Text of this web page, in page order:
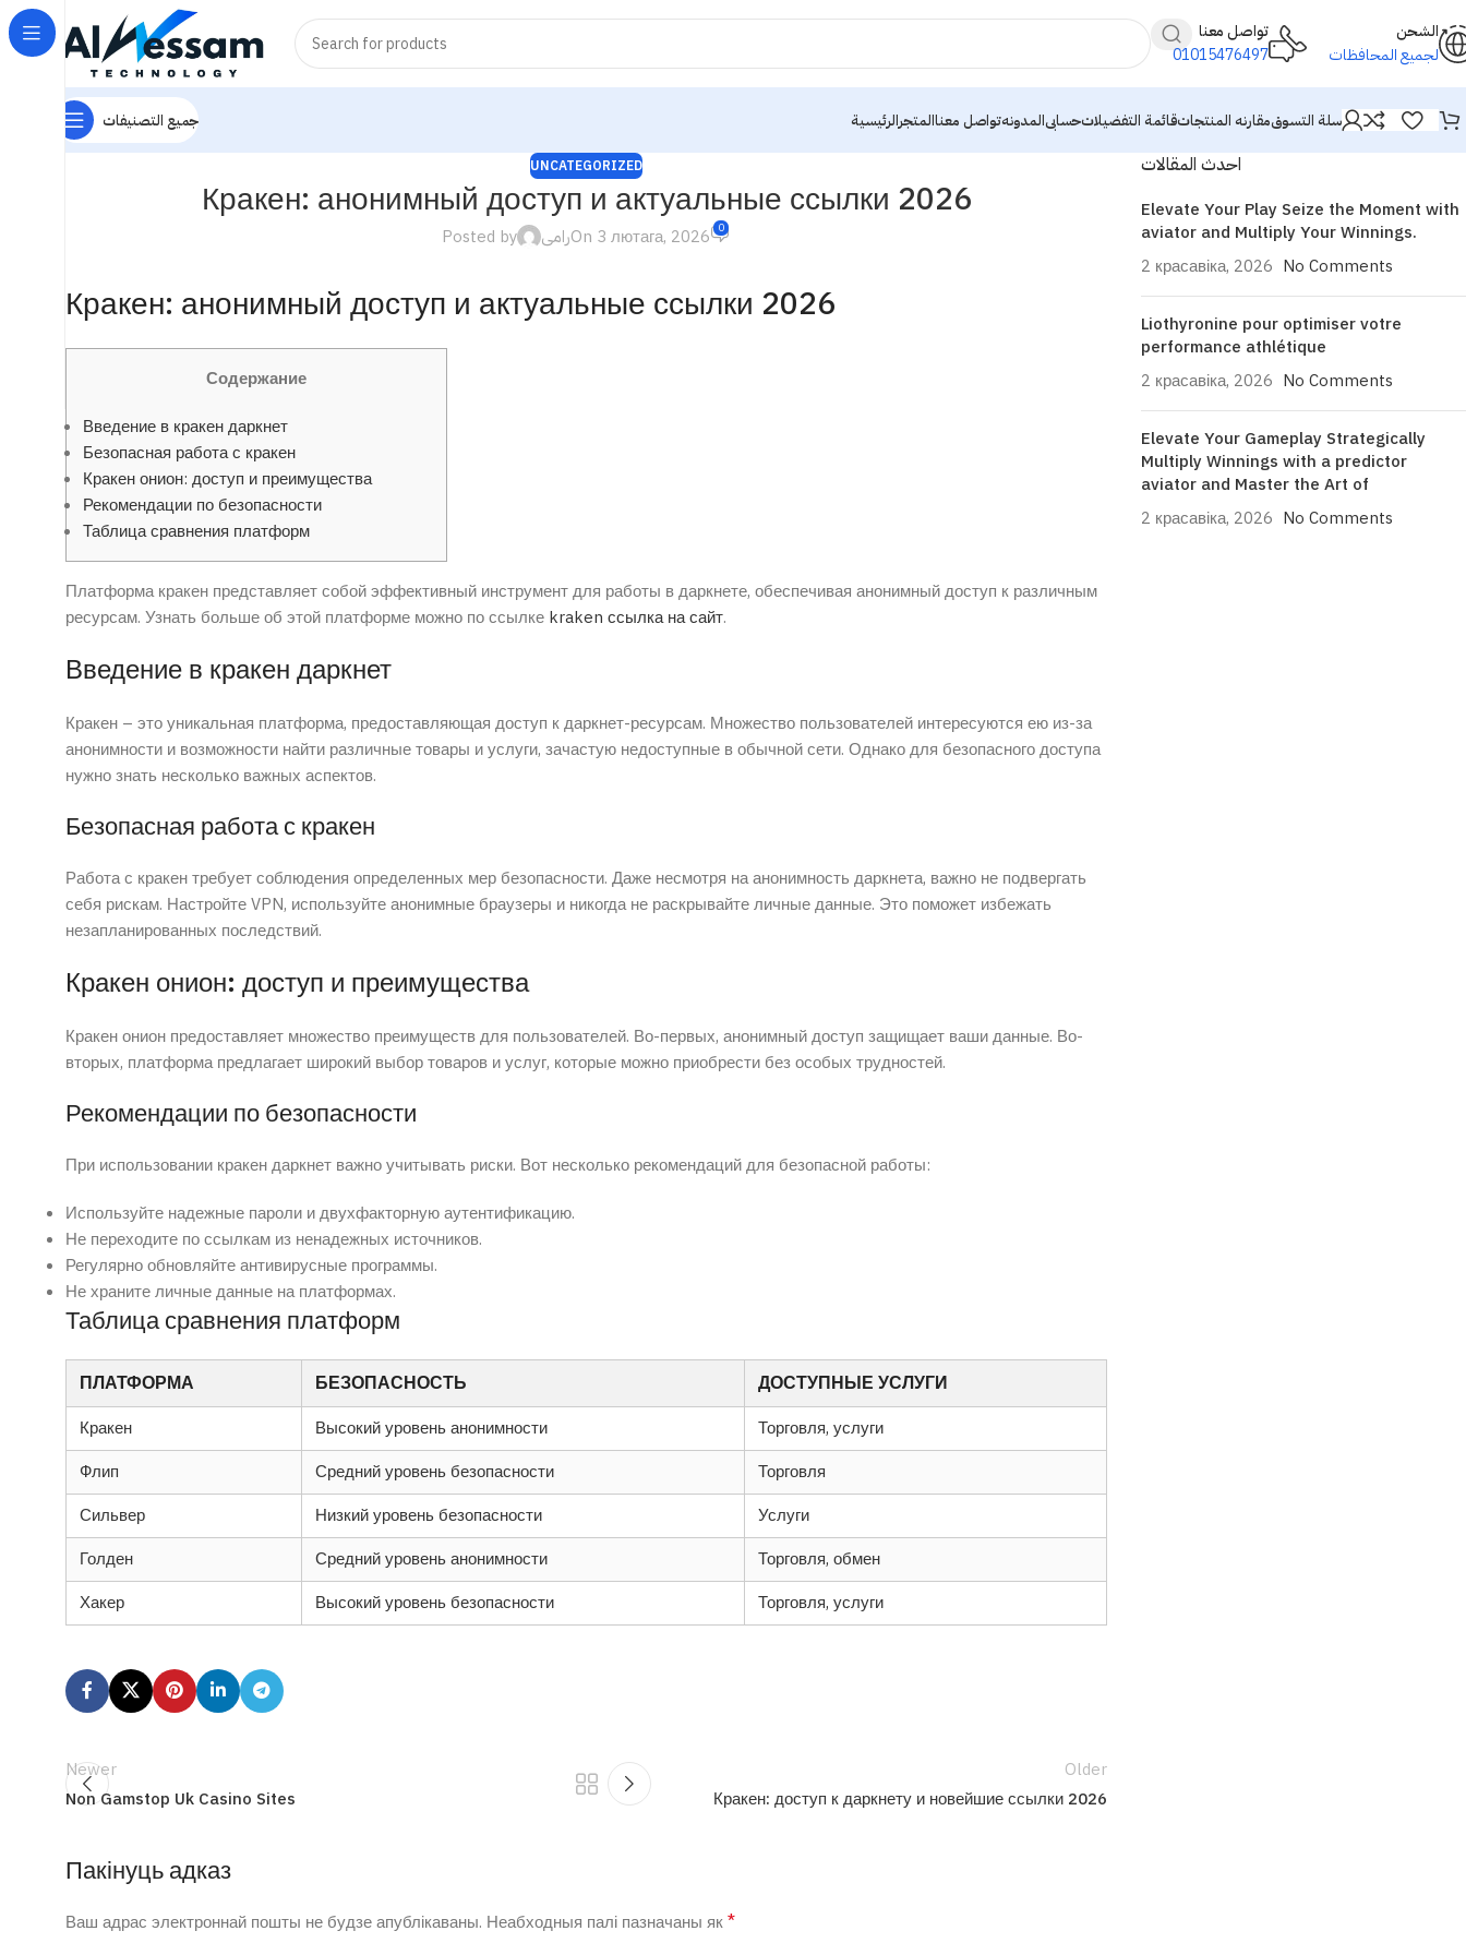
تواصل معنا
01015476497
الشحن
لجميع المحافظات
جميع التصنيفات الرئيسيةالمتجرتواصل معناالمدونهحسابىقائمة التفضيلاتمقارنه المنتجاتسلة التسوق
UNCATEGORIZED
Кракен: анонимный доступ и актуальные ссылки 2026
Posted by رامىOn 3 лютага, 2026 0
Кракен: анонимный доступ и актуальные ссылки 2026
Содержание
Введение в кракен даркнет
Безопасная работа с кракен
Кракен онион: доступ и преимущества
Рекомендации по безопасности
Таблица сравнения платформ
Платформа кракен представляет собой эффективный инструмент для работы в даркнете, обеспечивая анонимный доступ к различным
ресурсам. Узнать больше об этой платформе можно по ссылке kraken ссылка на сайт.
Введение в кракен даркнет
Кракен – это уникальная платформа, предоставляющая доступ к даркнет-ресурсам. Множество пользователей интересуются ею из-за
анонимности и возможности найти различные товары и услуги, зачастую недоступные в обычной сети. Однако для безопасного доступа
нужно знать несколько важных аспектов.
Безопасная работа с кракен
Работа с кракен требует соблюдения определенных мер безопасности. Даже несмотря на анонимность даркнета, важно не подвергать
себя рискам. Настройте VPN, используйте анонимные браузеры и никогда не раскрывайте личные данные. Это поможет избежать
незапланированных последствий.
Кракен онион: доступ и преимущества
Кракен онион предоставляет множество преимуществ для пользователей. Во-первых, анонимный доступ защищает ваши данные. Во-
вторых, платформа предлагает широкий выбор товаров и услуг, которые можно приобрести без особых трудностей.
Рекомендации по безопасности
При использовании кракен даркнет важно учитывать риски. Вот несколько рекомендаций для безопасной работы:
Используйте надежные пароли и двухфакторную аутентификацию.
Не переходите по ссылкам из ненадежных источников.
Регулярно обновляйте антивирусные программы.
Не храните личные данные на платформах.
Таблица сравнения платформ
ПЛАТФОРМА БЕЗОПАСНОСТЬ ДОСТУПНЫЕ УСЛУГИ
Кракен Высокий уровень анонимности
Торговля, услуги
Флип
Средний уровень безопасности
Торговля
Сильвер
Низкий уровень безопасности
Услуги
Голден
Средний уровень анонимности
Торговля, обмен
Хакер
Высокий уровень безопасности Торговля, услуги
Newer
Non Gamstop Uk Casino Sites
Older
Кракен: доступ к даркнету и новейшие ссылки 2026
Пакінуць адказ
Ваш адрас электроннай пошты не будзе апублікаваны. Неабходныя палі пазначаны як*
احدث المقالات
Elevate Your Play Seize the Moment with
aviator and Multiply Your Winnings.
2 красавіка, 2026 No Comments
Liothyronine pour optimiser votre
performance athlétique
2 красавіка, 2026 No Comments
Elevate Your Gameplay Strategically
Multiply Winnings with a predictor
aviator and Master the Art of
2 красавіка, 2026 No Comments